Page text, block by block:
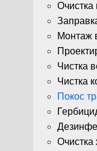
Очистка
Монтаж
Чистка
Чистка
Покос
Очистка